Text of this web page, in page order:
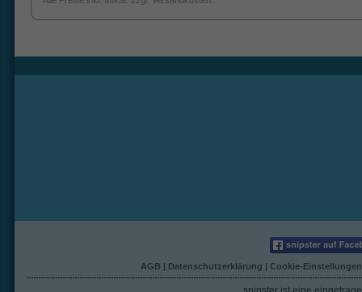
AGB | Datenschutzerklärung | Cookie-Einstellungen